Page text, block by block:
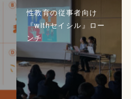
性教育の従事者向け
『withセイシル』ロー
ンチ